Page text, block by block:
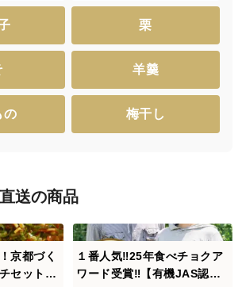
栗
羊羹
の 梅干し
送の商品
京都づく
セット
１番人気‼️25年食べチョクア
ワード受賞‼️【有機JAS認証